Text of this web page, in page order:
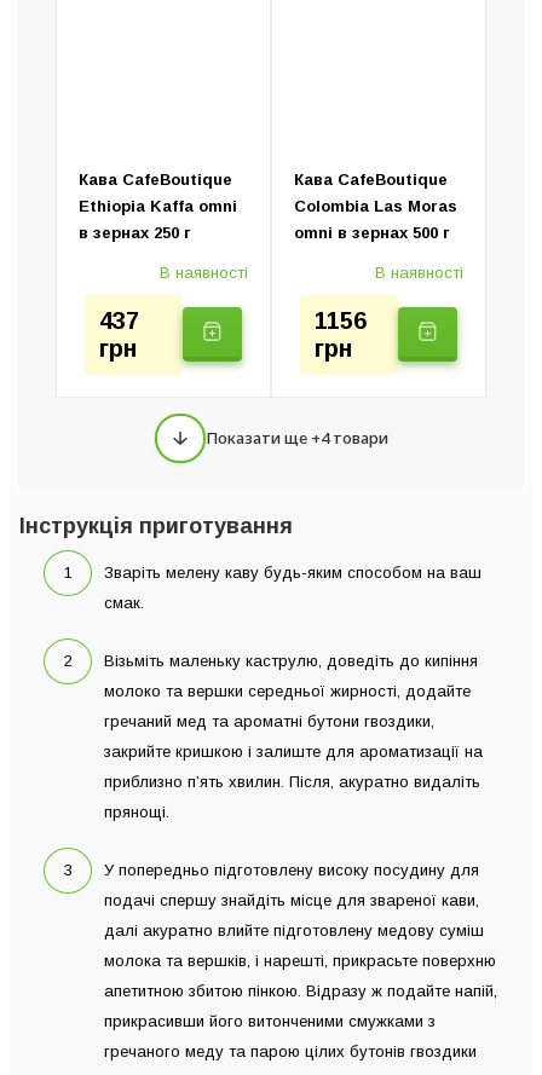
Кава CafeBoutique
Ethiopia Kaffa omni
в зернах 250 г
В наявності
437
грн
Кава CafeBoutique
Colombia Las Moras
omni в зернах 500 г
В наявності
1156
грн
Показати ще +4 товари
Інструкція приготування
Зваріть мелену каву будь-яким способом на ваш
смак.
Візьміть маленьку каструлю, доведіть до кипіння
молоко та вершки середньої жирності, додайте
гречаний мед та ароматні бутони гвоздики,
закрийте кришкою і залиште для ароматизації на
приблизно п’ять хвилин. Після, акуратно видаліть
прянощі.
У попередньо підготовлену високу посудину для
подачі спершу знайдіть місце для звареної кави,
далі акуратно влийте підготовлену медову суміш
молока та вершків, і нарешті, прикрасьте поверхню
апетитною збитою пінкою. Відразу ж подайте напій,
прикрасивши його витонченими смужками з
гречаного меду та парою цілих бутонів гвоздики